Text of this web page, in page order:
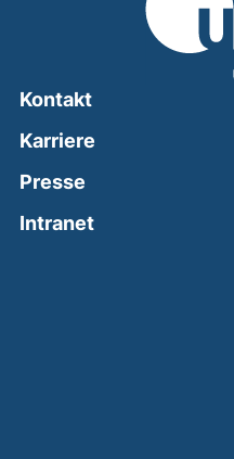
Kontakt
Karriere
Presse
Intranet(external link,